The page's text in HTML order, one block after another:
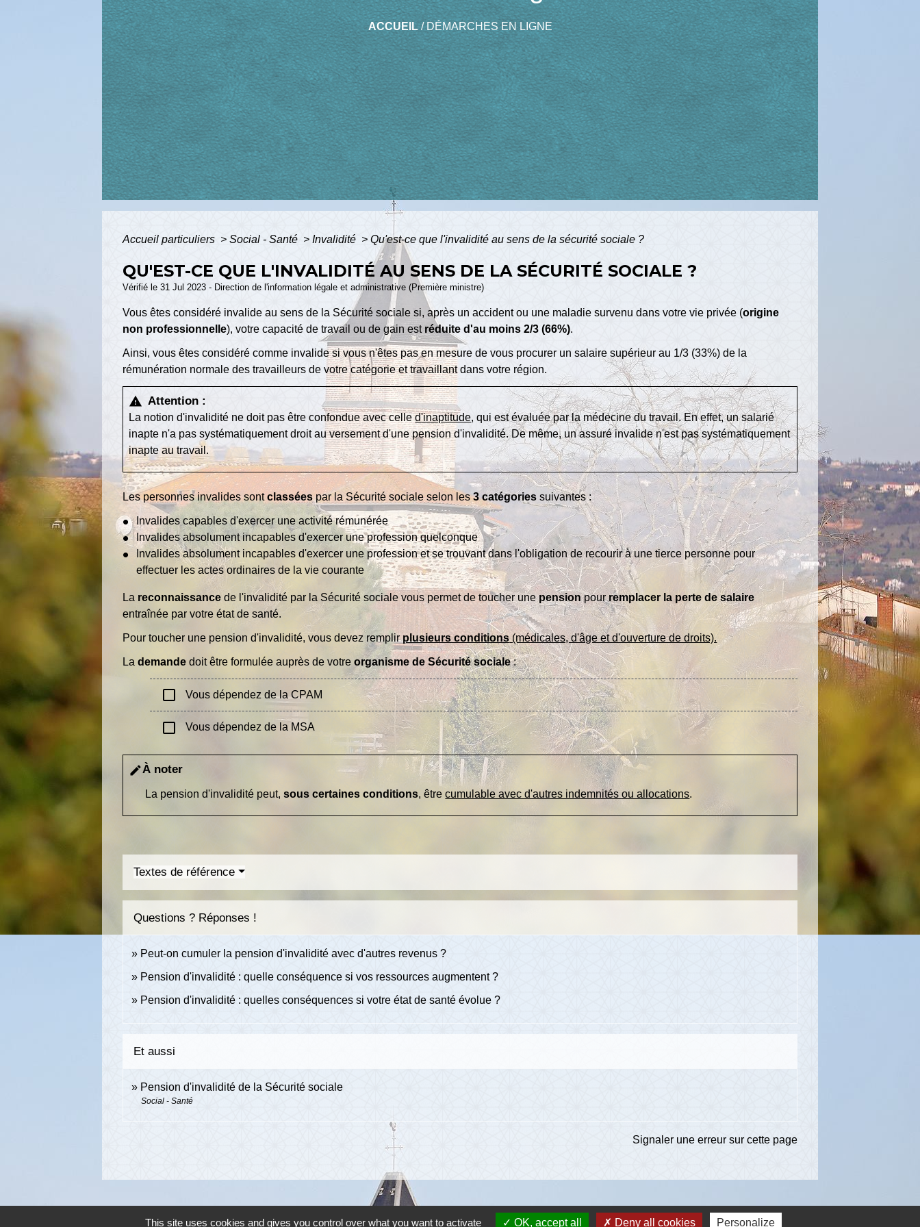
ACCUEIL/DÉMARCHES EN LIGNE
Accueil particuliers > Social - Santé > Invalidité > Qu'est-ce que l'invalidité au sens de la sécurité sociale ?
QU'EST-CE QUE L'INVALIDITÉ AU SENS DE LA SÉCURITÉ SOCIALE ?
Vérifié le 31 Jul 2023 - Direction de l'information légale et administrative (Première ministre)
Vous êtes considéré invalide au sens de la Sécurité sociale si, après un accident ou une maladie survenu dans votre vie privée (origine
non professionnelle), votre capacité de travail ou de gain estréduite d'au moins 2/3 (66%).
Ainsi, vous êtes considéré comme invalide si vous n'êtes pas en mesure de vous procurer un salaire supérieur au 1/3 (33%) de la
rémunération normale des travailleurs de votre catégorie et travaillant dans votre région.
warning Attention :
La notion d'invalidité ne doit pas être confondue avec celled'inaptitude, qui est évaluée par la médecine du travail. En effet, un salarié
inapte n'a pas systématiquement droit au versement d'une pension d'invalidité. De même, un assuré invalide n'est pas systématiquement
inapte au travail.
Les personnes invalides sontclassées par la Sécurité sociale selon les3 catégories suivantes :
Invalides capables d'exercer une activité rémunérée
Invalides absolument incapables d'exercer une profession quelconque
Invalides absolument incapables d'exercer une profession et se trouvant dans l'obligation de recourir à une tierce personne pour
effectuer les actes ordinaires de la vie courante
La reconnaissance de l'invalidité par la Sécurité sociale vous permet de toucher unepensionpourremplacer la perte de salaire
entraînée par votre état de santé.
Pour toucher une pension d'invalidité, vous devez remplirplusieurs conditions (médicales, d'âge et d'ouverture de droits).
Lademande doit être formulée auprès de votreorganisme de Sécurité sociale:
check_box_outline_blank Vous dépendez de la CPAM
check_box_outline_blank Vous dépendez de la MSA
editÀ noter
La pension d'invalidité peut,sous certaines conditions, êtrecumulable avec d'autres indemnités ou allocations.
Textes de référence
Questions ? Réponses !
Peut-on cumuler la pension d'invalidité avec d'autres revenus ?
Pension d'invalidité : quelle conséquence si vos ressources augmentent ?
Pension d'invalidité : quelles conséquences si votre état de santé évolue ?
Et aussi
Pension d'invalidité de la Sécurité sociale
Social - Santé
Signaler une erreur sur cette page
This site uses cookies and gives you control over what you want to activate OK, accept all Deny all cookies Personalize